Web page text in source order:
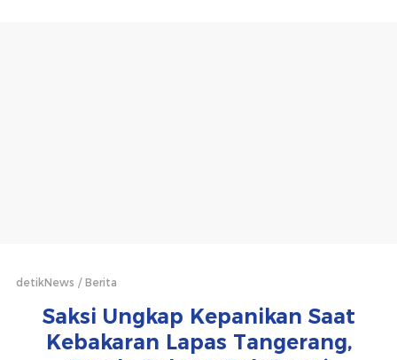
detikNews Berita
Saksi Ungkap Kepanikan Saat
Kebakaran Lapas Tangerang,